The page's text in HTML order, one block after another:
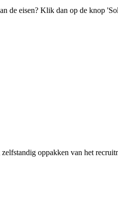
de eisen? Klik dan op de knop
oppakken van het